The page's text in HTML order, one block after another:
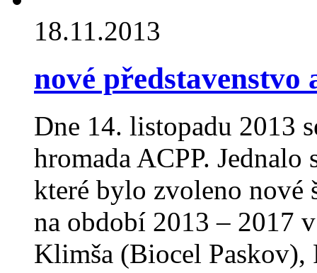
18.11.2013
nové představenstvo
Dne 14. listopadu 2013
hromada ACPP.
které bylo zvoleno nové
na období 2013 – 2017
Klimša (Biocel Paskov),